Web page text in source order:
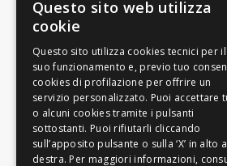
ARTICOLO
ARTICOLI
Questo sito web utilizza
cookie